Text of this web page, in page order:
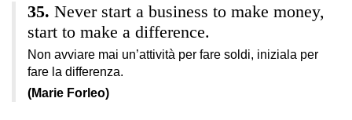
Never start a business to make money,
start to make a difference.
Non avviare mai un’attività per fare soldi, iniziala per
fare la differenza.
(Marie Forleo)